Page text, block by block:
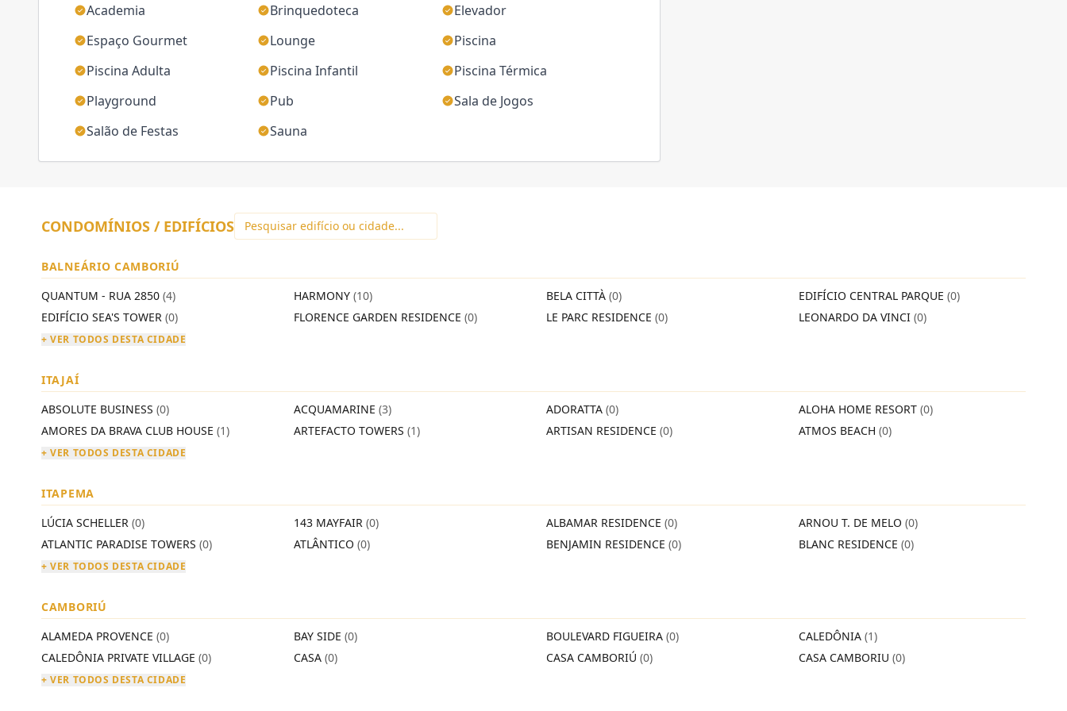
Academia Brinquedoteca
Elevador
Espaço Gourmet
Lounge
Piscina
Piscina Adulta
Piscina Infantil
Piscina Térmica
Playground
Pub
Sala de Jogos
Salão de Festas
Sauna
CONDOMÍNIOS / EDIFÍCIOS
BALNEÁRIO CAMBORIÚ
QUANTUM - RUA 2850 (4) HARMONY (10) BELA CITTÀ (0) EDIFÍCIO CENTRAL PARQUE (0)
EDIFÍCIO SEA'S TOWER (0) FLORENCE GARDEN RESIDENCE (0) LE PARC RESIDENCE (0) LEONARDO DA VINCI (0)
+ VER TODOS DESTA CIDADE
ITAJAÍ
ABSOLUTE BUSINESS (0) ACQUAMARINE (3) ADORATTA (0) ALOHA HOME RESORT (0)
AMORES DA BRAVA CLUB HOUSE (1) ARTEFACTO TOWERS (1) ARTISAN RESIDENCE (0) ATMOS BEACH (0)
+ VER TODOS DESTA CIDADE
ITAPEMA
LÚCIA SCHELLER (0) 143 MAYFAIR (0) ALBAMAR RESIDENCE (0) ARNOU T. DE MELO (0)
ATLANTIC PARADISE TOWERS (0) ATLÂNTICO (0) BENJAMIN RESIDENCE (0) BLANC RESIDENCE (0)
+ VER TODOS DESTA CIDADE
CAMBORIÚ
ALAMEDA PROVENCE (0) BAY SIDE (0) BOULEVARD FIGUEIRA (0) CALEDÔNIA (1)
CALEDÔNIA PRIVATE VILLAGE (0) CASA (0) CASA CAMBORIÚ (0) CASA CAMBORIU (0)
+ VER TODOS DESTA CIDADE